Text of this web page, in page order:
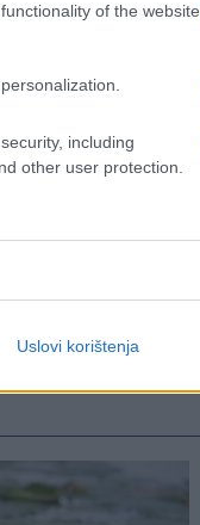
of the website
including
other user protection.
Uslovi korištenja